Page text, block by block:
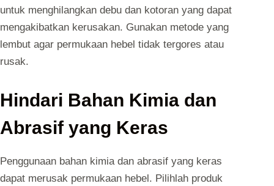
untuk menghilangkan debu dan kotoran yang dapat
mengakibatkan kerusakan. Gunakan metode yang
lembut agar permukaan hebel tidak tergores atau
rusak.
Hindari Bahan Kimia dan
Abrasif yang Keras
Penggunaan bahan kimia dan abrasif yang keras
dapat merusak permukaan hebel. Pilihlah produk